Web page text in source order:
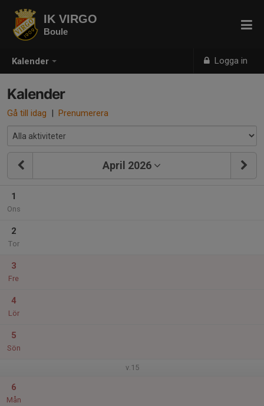
Kalender Logga in
IK VIRGO
Boule
Kalender
Gå till idag | Prenumerera
April 2026
1
Ons
2
Tor
3
Fre
4
Lör
5
Sön
v.15
6
Mån